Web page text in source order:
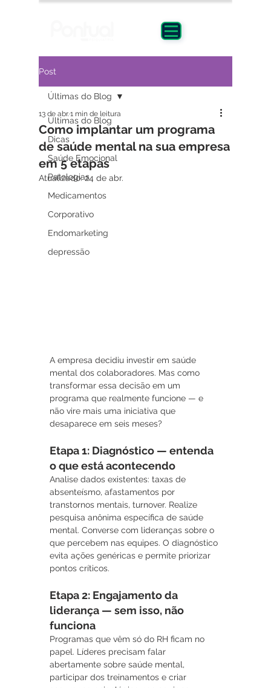
Post
Últimas do Blog
Dicas
Saúde Emocional
Patologias
Medicamentos
Corporativo
Endomarketing
depressão
Últimas do Blog
Como implantar um programa
de saúde mental na sua empresa
em 5 etapas
13 de abr.1 min de leitura
Atualizado:24 de abr.
A empresa decidiu investir em saúde
mental dos colaboradores. Mas como
transformar essa decisão em um
programa que realmente funcione — e
não vire mais uma iniciativa que
desaparece em seis meses?
Etapa 1: Diagnóstico — entenda
o que está acontecendo
Analise dados existentes: taxas de
absenteísmo, afastamentos por
transtornos mentais, turnover. Realize
pesquisa anônima específica de saúde
mental. Converse com lideranças sobre o
que percebem nas equipes. O diagnóstico
evita ações genéricas e permite priorizar
pontos críticos.
Etapa 2: Engajamento da
liderança — sem isso, não
funciona
Programas que vêm só do RH ficam no
papel. Líderes precisam falar
abertamente sobre saúde mental,
participar dos treinamentos e criar